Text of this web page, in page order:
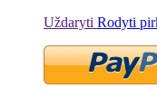
Uždaryti Rodyti